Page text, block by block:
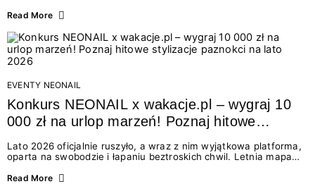
świata beauty i oszałamiających deserów to coś więcej niż
zmysłami: przez soczysty kolor, aksamitną teksturę,
orzeźwiający zapach i słodki akcent na podniebieniu. Tego lata
NEONAIL łączy siły z marką Willisch, tworząc unikalny projekt
na styku jedzenia i piękna....
Read More
EVENTY NEONAIL
Konkurs NEONAIL x wakacje.pl – wygraj 10
000 zł na urlop marzeń! Poznaj hitowe
Lato 2026 oficjalnie ruszyło, a wraz z nim wyjątkowa platforma,
oparta na swobodzie i łapaniu beztroskich chwil. Letnia mapa
doświadczenia wakacji – od spontanicznych wyjazdów, przez
Read More